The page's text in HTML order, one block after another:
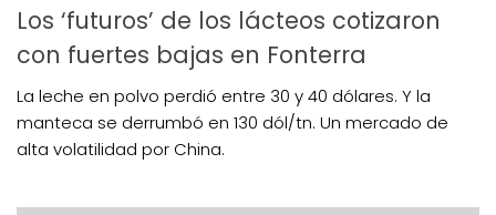
Los ‘futuros’ de los lácteos cotizaron
con fuertes bajas en Fonterra
La leche en polvo perdió entre 30 y 40 dólares. Y la
manteca se derrumbó en 130 dól/tn. Un mercado de
alta volatilidad por China.